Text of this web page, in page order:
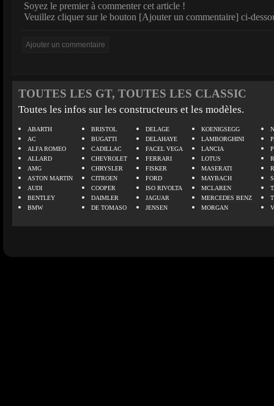
Soyez le premier à commenter cet article !
Veuillez cliquer sur le bouton [Ajouter un commentaire] ci-
TOUTES LES GT, TOUTES LES CLASSIC
Toutes les infos sur les constructeurs et les modèles.
ABARTH
AC
ALFA ROMEO
ALLARD
AMG
ASTON MARTIN
AUDI
BENTLEY
BMW
BRISTOL
BUGATTI
CADILLAC
CHEVROLET
CHRYSLER
CITROEN
COOPER
DAIMLER
DE TOMASO
DELAGE
DELAHAYE
FACEL VEGA
FERRARI
FISKER
FORD
ISO RIVOLTA
JAGUAR
JENSEN
KOENIGSEGG
LAMBORGHINI
LANCIA
LOTUS
MASERATI
MAYBACH
MCLAREN
MERCEDES BENZ
MORGAN